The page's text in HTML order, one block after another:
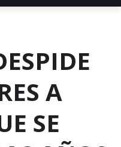
A
SE